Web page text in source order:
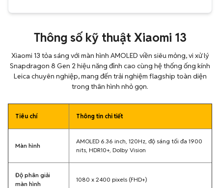
Thông số kỹ thuật Xiaomi 13
Xiaomi 13 tỏa sáng với màn hình AMOLED viền siêu mỏng, vi xử lý
Snapdragon 8 Gen 2 hiệu năng đỉnh cao cùng hệ thống ống kính
Leica chuyên nghiệp, mang đến trải nghiệm flagship toàn diện
trong thân hình nhỏ gọn.
Tiêu chí Thông tin chi tiết
Màn hình
AMOLED 6.36 inch, 120Hz, độ sáng tối đa 1900
nits, HDR10+, Dolby Vision
Độ phân giải
màn hình
1080 x 2400 pixels (FHD+)